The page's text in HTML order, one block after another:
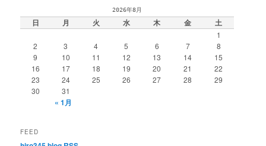
ゲ
ー
2026年8月
日 月 火 水 木 金 土
1
2
3 4 5 6 7
8
9
10 11 12 13 14
15
16
17 18 19 20 21
22
23
24 25 26 27 28
29
30
31
« 1月
FEED